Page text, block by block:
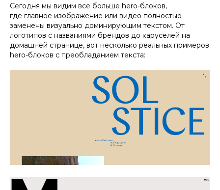
Сегодня мы видим все больше hero-блоков,
где главное изображение или видео полностью
заменены визуально доминирующим текстом. От
логотипов с названиями брендов до каруселей на
домашней странице, вот несколько реальных примеров
hero-блоков с преобладанием текста: